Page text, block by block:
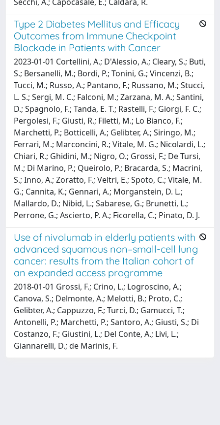
Type 2 Diabetes Mellitus and Efficacy
Outcomes from Immune Checkpoint
Blockade in Patients with Cancer
2023-01-01 Cortellini, A.; D'Alessio, A.; Cleary, S.; Buti,
S.; Bersanelli, M.; Bordi, P.; Tonini, G.; Vincenzi, B.;
Tucci, M.; Russo, A.; Pantano, F.; Russano, M.; Stucci,
L. S.; Sergi, M. C.; Falconi, M.; Zarzana, M. A.; Santini,
D.; Spagnolo, F.; Tanda, E. T.; Rastelli, F.; Giorgi, F. C.;
Pergolesi, F.; Giusti, R.; Filetti, M.; Lo Bianco, F.;
Marchetti, P.; Botticelli, A.; Gelibter, A.; Siringo, M.;
Ferrari, M.; Marconcini, R.; Vitale, M. G.; Nicolardi, L.;
Chiari, R.; Ghidini, M.; Nigro, O.; Grossi, F.; De Tursi,
M.; Di Marino, P.; Queirolo, P.; Bracarda, S.; Macrini,
S.; Inno, A.; Zoratto, F.; Veltri, E.; Spoto, C.; Vitale, M.
G.; Cannita, K.; Gennari, A.; Morganstein, D. L.;
Mallardo, D.; Nibid, L.; Sabarese, G.; Brunetti, L.;
Perrone, G.; Ascierto, P. A.; Ficorella, C.; Pinato, D. J.
Use of nivolumab in elderly patients with
advanced squamous non–small-cell lung
cancer: results from the Italian cohort of
an expanded access programme
2018-01-01 Grossi, F.; Crino, L.; Logroscino, A.;
Canova, S.; Delmonte, A.; Melotti, B.; Proto, C.;
Gelibter, A.; Cappuzzo, F.; Turci, D.; Gamucci, T.;
Antonelli, P.; Marchetti, P.; Santoro, A.; Giusti, S.; Di
Costanzo, F.; Giustini, L.; Del Conte, A.; Livi, L.;
Giannarelli, D.; de Marinis, F.